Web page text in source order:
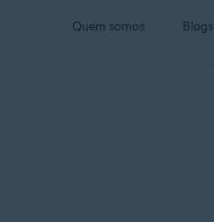
Quem somos Blogs